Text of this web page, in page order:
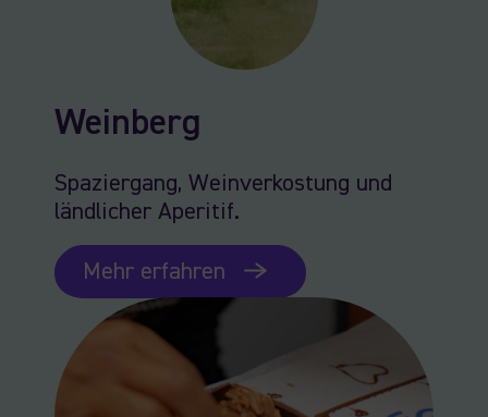
Weinberg
Spaziergang, Weinverkostung und
ländlicher Aperitif.
Mehr erfahren